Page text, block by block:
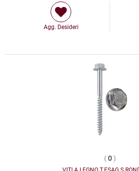
Agg. Desideri
(0 )